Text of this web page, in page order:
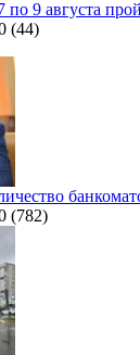
по 9 августа
(44)
(782)